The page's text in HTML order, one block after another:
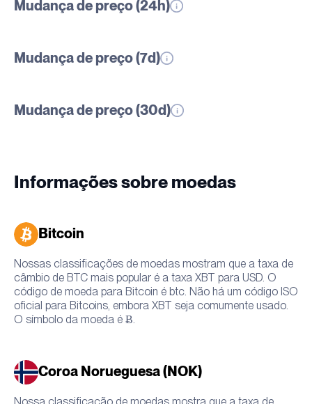
Mudança de preço (24h)
Mudança de preço (7d)
Mudança de preço (30d)
Informações sobre moedas
Bitcoin
Nossas classificações de moedas mostram que a taxa de
câmbio de BTC mais popular é a taxa XBT para USD. O
código de moeda para Bitcoin é btc. Não há um código ISO
oficial para Bitcoins, embora XBT seja comumente usado.
O símbolo da moeda é Ƀ.
Coroa Norueguesa (NOK)